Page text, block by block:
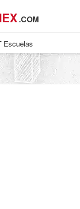
.COM
Escuelas